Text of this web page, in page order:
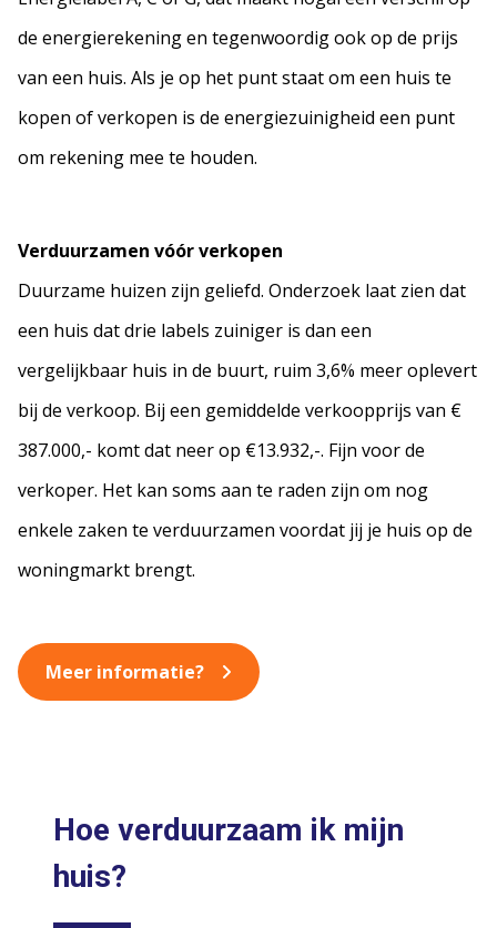
de energierekening en tegenwoordig ook op de prijs
van een huis. Als je op het punt staat om een huis te
kopen of verkopen is de energiezuinigheid een punt
om rekening mee te houden.
Verduurzamen vóór verkopen
Duurzame huizen zijn geliefd. Onderzoek laat zien dat
een huis dat drie labels zuiniger is dan een
vergelijkbaar huis in de buurt, ruim 3,6% meer oplevert
bij de verkoop. Bij een gemiddelde verkoopprijs van €
387.000,- komt dat neer op €13.932,-. Fijn voor de
verkoper. Het kan soms aan te raden zijn om nog
enkele zaken te verduurzamen voordat jij je huis op de
woningmarkt brengt.
Meer informatie?
Hoe verduurzaam ik mijn
huis?